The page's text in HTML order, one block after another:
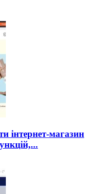
інтернет-магазин